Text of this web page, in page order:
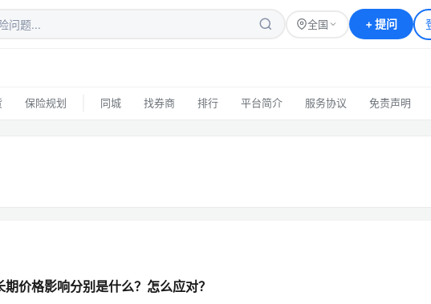
全国 +提问
保险规划 同城 找券商 排行 平台简介 服务协议 免责声明
价格影响分别是什么？怎么应对？